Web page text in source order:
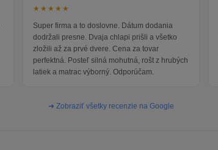
★★★★★
Super firma a to doslovne. Dátum dodania
dodržali presne. Dvaja chlapi prišli a všetko
zložili až za prvé dvere. Cena za tovar
perfektná. Posteľ silná mohutná, rošt z hrubých
latiek a matrac výborný. Odporúčam.
➜ Zobraziť všetky recenzie na Google